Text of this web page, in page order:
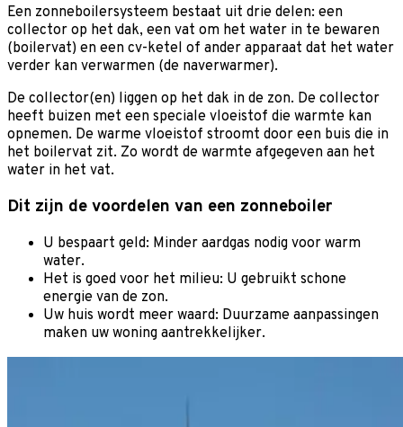
Een zonneboilersysteem bestaat uit drie delen: een
collector op het dak, een vat om het water in te bewaren
(boilervat) en een cv-ketel of ander apparaat dat het water
verder kan verwarmen (de naverwarmer).
De collector(en) liggen op het dak in de zon. De collector
heeft buizen met een speciale vloeistof die warmte kan
opnemen. De warme vloeistof stroomt door een buis die in
het boilervat zit. Zo wordt de warmte afgegeven aan het
water in het vat.
Dit zijn de voordelen van een zonneboiler
U bespaart geld: Minder aardgas nodig voor warm
water.
Het is goed voor het milieu: U gebruikt schone
energie van de zon.
Uw huis wordt meer waard: Duurzame aanpassingen
maken uw woning aantrekkelijker.